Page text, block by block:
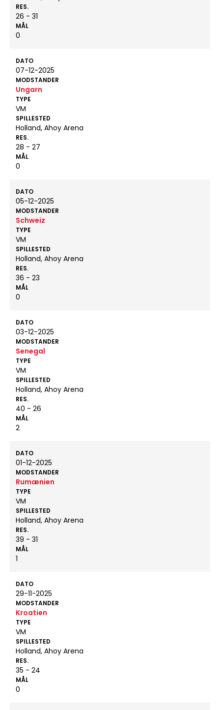
RES.
26 - 31
MÅL
0
DATO
07-12-2025
MODSTANDER
Ungarn
TYPE
VM
SPILLESTED
Holland, Ahoy Arena
RES.
28 - 27
MÅL
0
DATO
05-12-2025
MODSTANDER
Schweiz
TYPE
VM
SPILLESTED
Holland, Ahoy Arena
RES.
36 - 23
MÅL
0
DATO
03-12-2025
MODSTANDER
Senegal
TYPE
VM
SPILLESTED
Holland, Ahoy Arena
RES.
40 - 26
MÅL
2
DATO
01-12-2025
MODSTANDER
Rumænien
TYPE
VM
SPILLESTED
Holland, Ahoy Arena
RES.
39 - 31
MÅL
1
DATO
29-11-2025
MODSTANDER
Kroatien
TYPE
VM
SPILLESTED
Holland, Ahoy Arena
RES.
35 - 24
MÅL
0